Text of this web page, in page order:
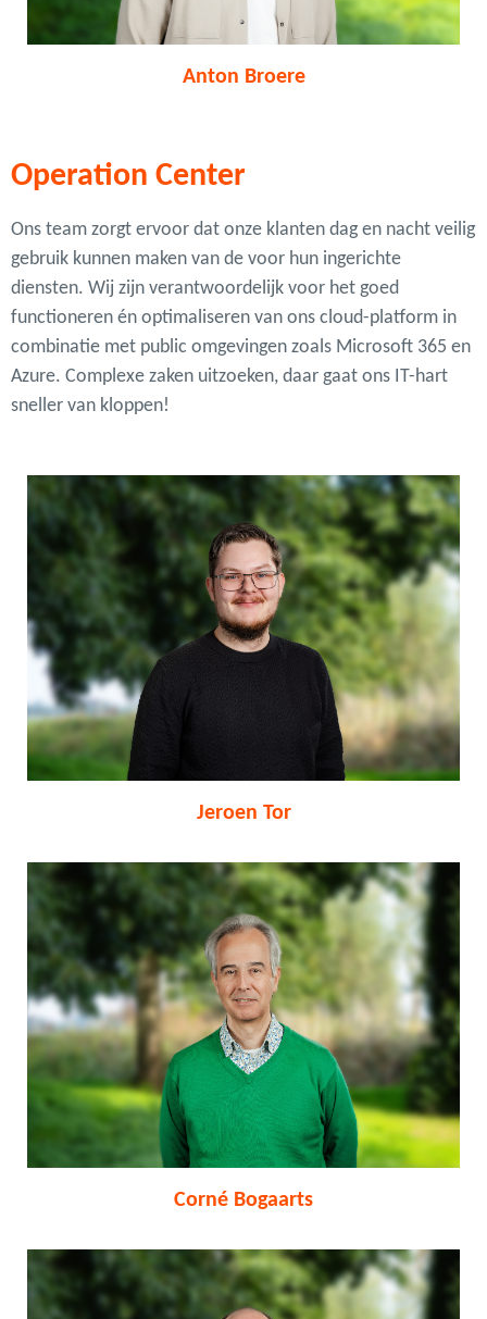
Anton Broere
Operation Center
Ons team zorgt ervoor dat onze klanten dag en nacht veilig
gebruik kunnen maken van de voor hun ingerichte
diensten. Wij zijn verantwoordelijk voor het goed
functioneren én optimaliseren van ons cloud-platform in
combinatie met public omgevingen zoals Microsoft 365 en
Azure. Complexe zaken uitzoeken, daar gaat ons IT-hart
sneller van kloppen!
Jeroen Tor
Corné Bogaarts